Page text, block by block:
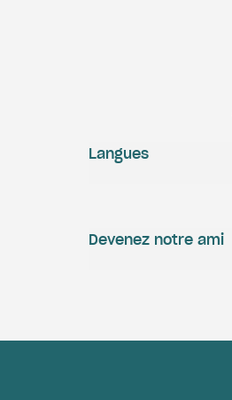
Devenez notre ami
Langues